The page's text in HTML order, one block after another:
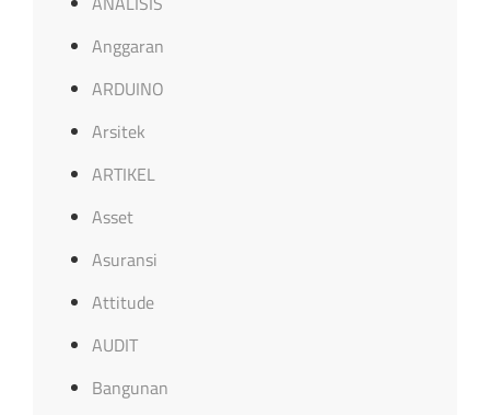
Anggaran
ARDUINO
Arsitek
ARTIKEL
Asset
Asuransi
Attitude
AUDIT
Bangunan